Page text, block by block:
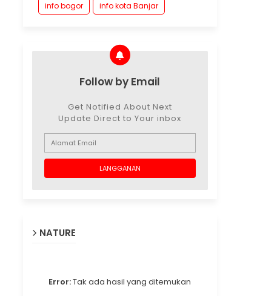
info bogor
info kota Banjar
Follow by Email
Get Notified About Next
Update Direct to Your inbox
NATURE
Error:Tak ada hasil yang ditemukan